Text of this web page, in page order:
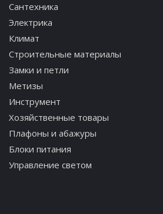
Сантехника
Электрика
Климат
Строительные материалы
Замки и петли
Метизы
Инструмент
Хозяйственные товары
Плафоны и абажуры
Блоки питания
Управление светом